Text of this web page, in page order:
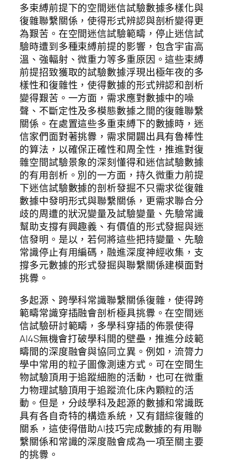
多束縛前提下的空間迷信試驗數據多樣化與
復雜聯繫關係，使得形式辨認與剖析變得更
為艱苦。在空間迷信試驗範疇，停止迷信試
驗時遭到多種束縛前提的影響，包含宇宙高
溫、強輻射、微重力等多重原因。這些束縛
前提招致獲取的試驗數據浮現出極年夜的多
樣性和復雜性，使得數據的形式辨認和剖析
變得艱苦。一方面，需求應對數據中的噪
聲、不斷定性及多模態數據之間的復雜聯繫
關係。在處置這些多重束縛下的數據時，迷
信家們面對著挑釁，需求開闢出具有魯棒性
的算法，以確保正確性和周全性，推進對復
雜空間試驗景象的深刻懂得和迷信試驗數據
的有用剖析。別的一方面，持久微重力前提
下迷信試驗數據的剖析發掘不只需求從復雜
數據中發明形式與聯繫關係，更需求聯合分
歧的周遭的狀況變量及試驗變量、先驗常識
幫助支撐有興趣義、有價值的形式發掘與迷
信發明。是以，若何將這些把持變量、先驗
常識停止有用編碼，融進深度神經收集，支
撐多元數據的形式發掘與聯繫關係建模面對
挑釁。
多起源、跨學科常識聯繫關係復雜，使得跨
範疇常識穿插融會剖析極具挑釁。在空間迷
信試驗研討範疇，多學科穿插的佈景使得
AI4S無機會打破學科間的壁壘，推進分歧範
疇間的深度融會與協同立異。例如，流膂力
學中常用的粒子圖像測速方式。可在空間生
物試驗頂用于追蹤細胞的活動，也可在微重
力物理試驗頂用于追蹤流化床內顆粒的活
動。但是，分歧學科及起源的數據和常識既
具有各自奇特的構造系統，又有錯綜復雜的
關系，這使得借助AI技巧完成數據的有用聯
繫關係和常識的深度融會成為一項至關主要
的挑釁。